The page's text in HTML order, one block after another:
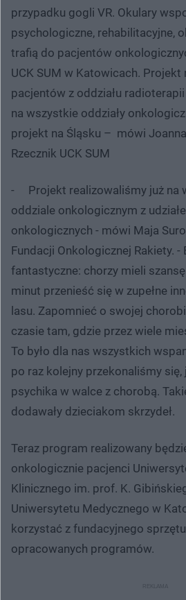
przypadku gogli VR. Okulary
psychologiczne, rehabilitacyjne,
trafią do pacjentów
UCK SUM w Katowicach. Projekt
pacjentów z oddziału
na wszystkie oddziały
projekt na Śląsku – mówi
Rzecznik UCK SUM
- Projekt realizowaliśmy już na
oddziale onkologicznym z
onkologicznych - mówi Maja
Fundacji Onkologicznej Rakiety. -
fantastyczne: chorzy mieli
minut przenieść się w zupełne
lasu. Zapomnieć o swojej
czasie tam, gdzie przez wiele
To było dla nas wszystkich
po raz kolejny przekonaliśmy się,
psychika w walce z chorobą.
dodawały dzieciakom skrzydeł.
Teraz program realizowany
onkologicznie pacjenci
Klinicznego im. prof. K.
Uniwersytetu Medycznego w
korzystać z fundacyjnego
opracowanych programów.